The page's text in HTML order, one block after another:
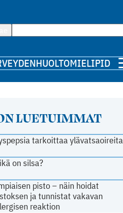
MIELIPIDE
LUETUIMMAT
tarkoittaa ylävatsaoireita
on silsa?
pisto – näin hoidat
ja tunnistat vakavan
reaktion